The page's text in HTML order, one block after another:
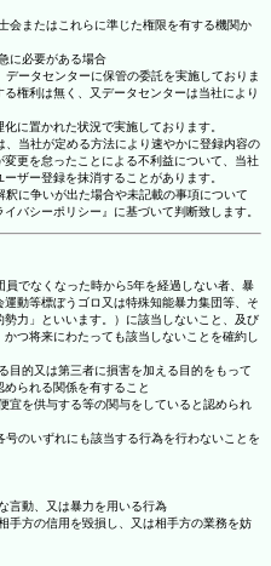
会またはこれらに準じた権限を有する機関か
に必要がある場合
ータセンターに保管の委託を実施しておりま
権利は無く、又データセンターは当社により
に置かれた状況で実施しております。
当社が定める方法により速やかに登録内容の
更を怠ったことによる不利益について、当社
ザー登録を抹消することがあります。
に争いが出た場合や未記載の事項について
バシーポリシー』に基づいて判断致します。
でなくなった時から5年を経過しない者、暴
動等標ぼうゴロ又は特殊知能暴力集団等、そ
力」といいます。）に該当しないこと、及び
つ将来にわたっても該当しないことを確約し
目的又は第三者に損害を加える目的をもって
られる関係を有すること
宜を供与する等の関与をしていると認められ
のいずれにも該当する行為を行わないことを
言動、又は暴力を用いる行為
手方の信用を毀損し、又は相手方の業務を妨